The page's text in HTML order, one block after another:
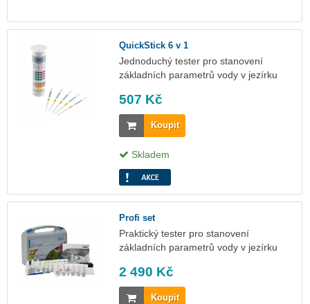
QuickStick 6 v 1
Jednoduchý tester pro stanovení
základních parametrů vody v jezírku
507 Kč
Koupit
Skladem
Profi set
Praktický tester pro stanovení
základních parametrů vody v jezírku
2 490 Kč
Koupit